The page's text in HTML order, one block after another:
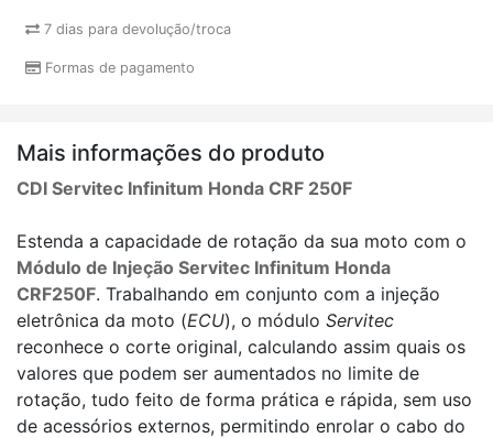
7 dias para devolução/troca
Formas de pagamento
Mais informações do produto
CDI Servitec Infinitum Honda CRF 250F
Estenda a capacidade de rotação da sua moto com o
Módulo de Injeção Servitec Infinitum Honda
CRF250F. Trabalhando em conjunto com a injeção
eletrônica da moto (ECU), o módulo Servitec
reconhece o corte original, calculando assim quais os
valores que podem ser aumentados no limite de
rotação, tudo feito de forma prática e rápida, sem uso
de acessórios externos, permitindo enrolar o cabo do